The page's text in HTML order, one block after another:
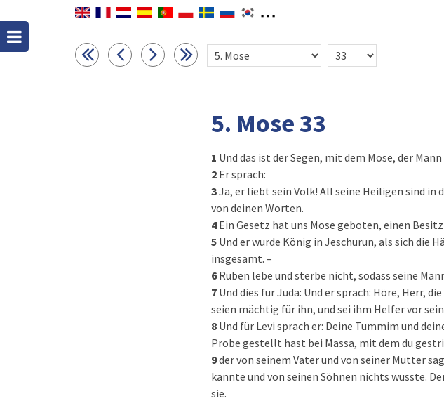
5. Mose 33
1 Und das ist der Segen, mit dem Mose, der
2 Er sprach:
3Ja, er liebt sein Volk! All seine Heiligen sind in
von deinen Worten.
4Ein Gesetz hat uns Mose geboten, einen
5 Und er wurde König in Jeschurun, als sich die
insgesamt. –
6Ruben lebe und sterbe nicht, sodass seine
7 Und dies für Juda: Und er sprach: Höre, Herr,
seien mächtig für ihn, und sei ihm Helfer vor
8 Und für Levi sprach er: Deine Tummim und
Probe gestellt hast bei Massa, mit dem du
9der von seinem Vater und von seiner Mutter
kannte und von seinen Söhnen nichts wusste.
sie.